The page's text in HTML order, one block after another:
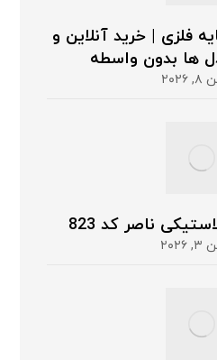
فلزی | خرید آنلاین و
ها بدون واسطه
ناصر کد 823